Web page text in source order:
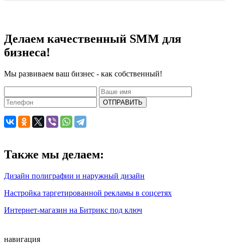
Делаем качественный SMM для
бизнеса!
Мы развиваем ваш бизнес - как собственный!
ОТПРАВИТЬ
Также мы делаем:
Дизайн полиграфии и наружный дизайн
Настройка таргетированной рекламы в соцсетях
Интернет-магазин на Битрикс под ключ
навигация